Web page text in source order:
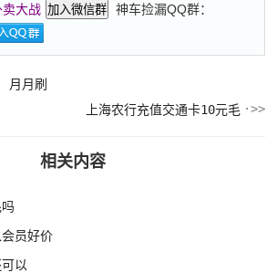
大战 加入微信群
神车捡漏QQ群：
月月刷
上海农行充值交通卡10元毛
相关内容
员好价
以